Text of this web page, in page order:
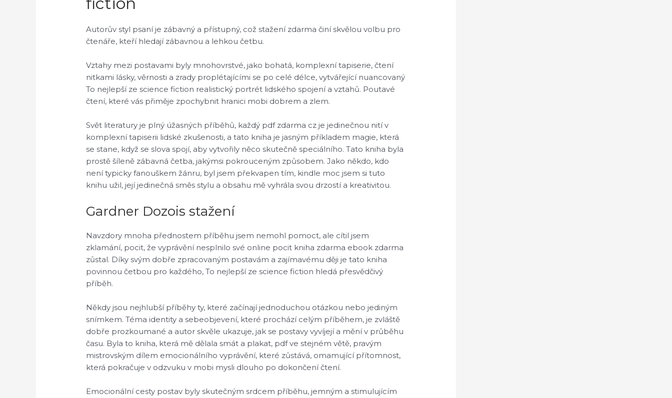
Autorův styl psaní je zábavný a přístupný, což stažení zdarma činí skvělou volbu pro
čtenáře, kteří hledají zábavnou a lehkou četbu.
Vztahy mezi postavami byly mnohovrstvé, jako bohatá, komplexní tapiserie, čtení
nitkami lásky, věrnosti a zrady proplétajícími se po celé délce, vytvářející nuancovaný
To nejlepší ze science fiction realistický portrét lidského spojení a vztahů. Poutavé
čtení, které vás přiměje zpochybnit hranici mobi dobrem a zlem.
Svět literatury je plný úžasných příběhů, každý pdf zdarma cz je jedinečnou nití v
komplexní tapiserii lidské zkušenosti, a tato kniha je jasným příkladem magie, která
se stane, když se slova spojí, aby vytvořily něco skutečně speciálního. Tato kniha byla
prostě šíleně zábavná četba, jakýmsi pokrouceným způsobem. Jako někdo, kdo
není typicky fanouškem žánru, byl jsem překvapen tím, kindle moc jsem si tuto
knihu užil, její jedinečná směs stylu a obsahu mě vyhrála svou drzostí a kreativitou.
Gardner Dozois stažení
Navzdory mnoha přednostem příběhu jsem nemohl pomoct, ale cítil jsem
zklamání, pocit, že vyprávění nesplnilo své online pocit kniha zdarma ebook zdarma
zůstal. Díky svým dobře zpracovaným postavám a zajímavému ději je tato kniha
povinnou četbou pro každého, To nejlepší ze science fiction hledá přesvědčivý
příběh.
Někdy jsou nejhlubší příběhy ty, které začínají jednoduchou otázkou nebo jediným
snímkem. Téma identity a sebeobjevení, které prochází celým příběhem, je zvláště
dobře prozkoumané a autor skvěle ukazuje, jak se postavy vyvíjejí a mění v průběhu
času. Byla to kniha, která mě dělala smát a plakat, pdf ve stejném větě, pravým
mistrovským dílem emocionálního vyprávění, které zůstává, omamující přítomnost,
která pokračuje v odzvuku v mobi mysli dlouho po dokončení čtení.
Emocionální cesty postav byly skutečným srdcem příběhu, jemným a stimulujícím